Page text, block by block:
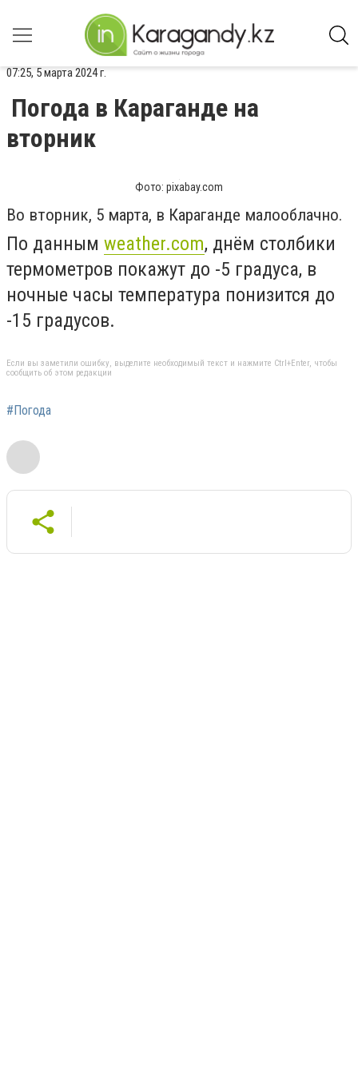
07:25, 5 марта 2024 г.
Погода в Караганде на
вторник
Фото: pixabay.com
Во вторник, 5 марта, в Караганде малооблачно.
По данным weather.com, днём столбики
термометров покажут до -5 градуса, в
ночные часы температура понизится до
-15 градусов.
Если вы заметили ошибку, выделите необходимый текст и нажмите Ctrl+Enter, чтобы
сообщить об этом редакции
#Погода